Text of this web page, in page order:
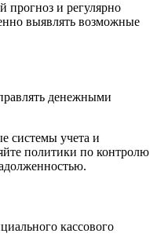
прогноз и регулярно
выявлять возможные
денежными
системы учета и
политики по контролю
кассового